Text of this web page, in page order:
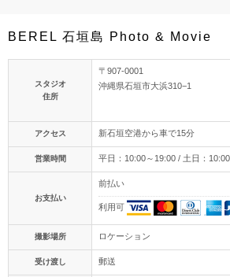
BEREL 石垣島 Photo & Movie
スタジオ
住所
〒907-0001
沖縄県石垣市大浜310−1
アクセス 新石垣空港から車で15分
営業時間 平日：10:00～19:00 / 土日：
お支払い
前払い
利用可
撮影場所 ロケーション
受け渡し 郵送